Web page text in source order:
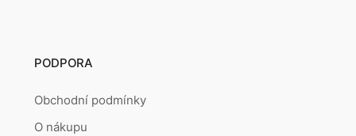
PODPORA
Obchodní podmínky
O nákupu